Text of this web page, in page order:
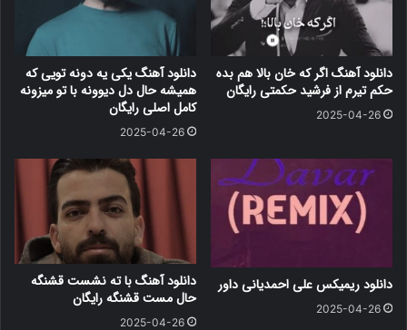
دانلود آهنگ اگر که خان بالا هم بده
حکم تیرم از فرشید حکمتی رایگان
2025-04-26
دانلود آهنگ یکی یه دونه تویی که
همیشه حال دل دیوونه با تو میزونه
کامل اصلی رایگان
2025-04-26
دانلود ریمیکس علی احمدیانی داور
2025-04-26
دانلود آهنگ با ته نشست قشنگه
حال مست قشنگه رایگان
2025-04-26